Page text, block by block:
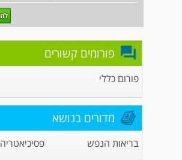
פורומים קשורים
פורום כללי
מדורים בנושא
בריאות הנפש פסיכיאטריה